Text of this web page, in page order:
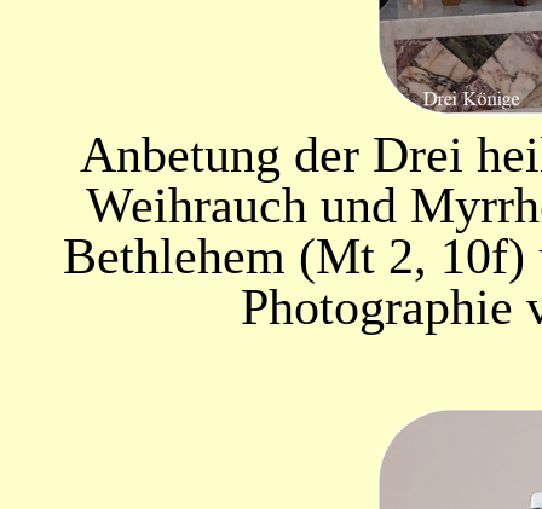
Anbetung der Drei
Weihrauch und
Bethlehem (Mt 2, 10f)
Photographie